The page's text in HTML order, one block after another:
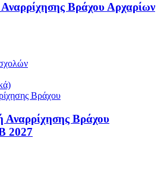
Βράχου Αρχαρίων
Βράχου
Αναρρίχησης Βράχου
2027